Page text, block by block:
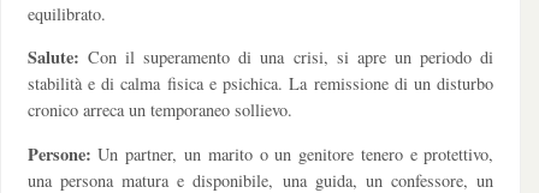
equilibrato.
Salute: Con il superamento di una crisi, si apre un periodo di
stabilità e di calma fisica e psichica. La remissione di un disturbo
cronico arreca un temporaneo sollievo.
Persone: Un partner, un marito o un genitore tenero e protettivo,
una persona matura e disponibile, una guida, un confessore, un